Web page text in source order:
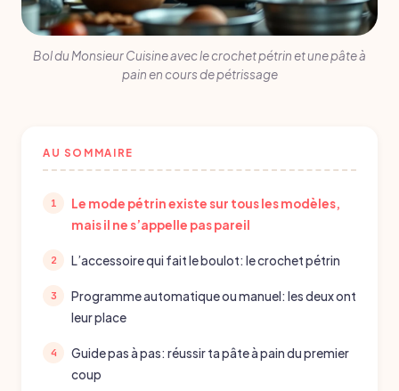
Bol du Monsieur Cuisine avec le crochet pétrin et une pâte à
pain en cours de pétrissage
AU SOMMAIRE
Le mode pétrin existe sur tous les modèles,
mais il ne s’appelle pas pareil
L’accessoire qui fait le boulot: le crochet pétrin
Programme automatique ou manuel: les deux ont
leur place
Guide pas à pas: réussir ta pâte à pain du premier
coup